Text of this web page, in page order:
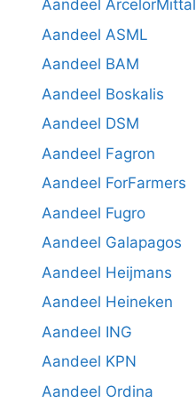
Aandeel ArcelorMittal
Aandeel ASML
Aandeel BAM
Aandeel Boskalis
Aandeel DSM
Aandeel Fagron
Aandeel ForFarmers
Aandeel Fugro
Aandeel Galapagos
Aandeel Heijmans
Aandeel Heineken
Aandeel ING
Aandeel KPN
Aandeel Ordina